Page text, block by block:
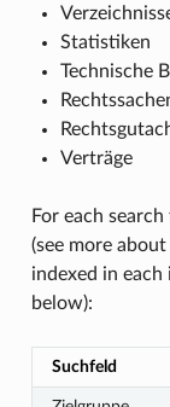
Statistiken
Technische
Verträge
For each
(see more
indexed in each
below):
Suchfeld